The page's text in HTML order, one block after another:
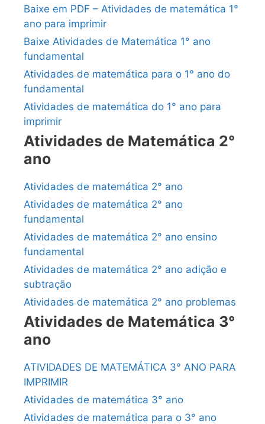
Baixe em PDF – Atividades de matemática 1°
ano para imprimir
Baixe Atividades de Matemática 1° ano
fundamental
Atividades de matemática para o 1° ano do
fundamental
Atividades de matemática do 1° ano para
imprimir
Atividades de Matemática 2°
ano
Atividades de matemática 2° ano
Atividades de matemática 2° ano
fundamental
Atividades de matemática 2° ano ensino
fundamental
Atividades de matemática 2° ano adição e
subtração
Atividades de matemática 2° ano problemas
Atividades de Matemática 3°
ano
ATIVIDADES DE MATEMÁTICA 3° ANO PARA
IMPRIMIR
Atividades de matemática 3° ano
Atividades de matemática para o 3° ano